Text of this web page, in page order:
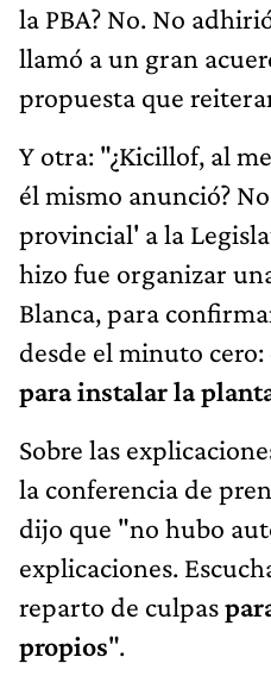
la PBA? No. No
llamó a un gran
propuesta que
Y otra: "¿Kicillof, al
él mismo anunció?
provincial' a la
hizo fue organizar
Blanca, para
desde el minuto cero:
para instalar la
Sobre las
la conferencia de
dijo que "no hubo
explicaciones.
reparto de culpas
propios".